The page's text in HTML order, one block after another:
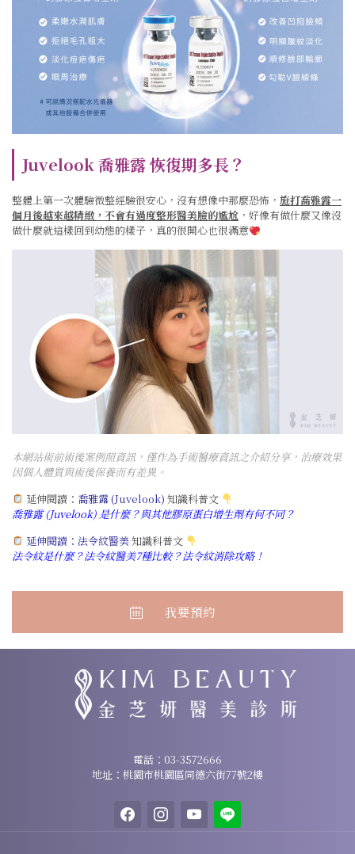
Juvelook 喬雅露 恢復期多長？
整體上第一次體驗微整經驗很安心，沒有想像中那麼恐怖， 施打喬雅露一
個月後越來越精緻，不會有過度整形醫美臉的尷尬 ，好像有做什麼又像沒
做什麼就這樣回到幼態的樣子，真的很開心也很滿意
本網站術前術後案例照資訊，僅作為手術醫療資訊之介紹分享，治療效果
因個人體質與術後保養而有差異。
延伸閱讀： 喬雅露 (Juvelook) 知識科普文
喬雅露 (Juvelook) 是什麼？與其他膠原蛋白增生劑有何不同？
延伸閱讀： 法令紋醫美知識科普文
法令紋是什麼？法令紋醫美7種比較？法令紋消除攻略！
我要預約
03-3572666地址：桃園市桃園區同德六街77號2樓
電話： 03-3572666
地址：桃園市桃園區同德六街77號2樓
facebookinstagramyoutubeline